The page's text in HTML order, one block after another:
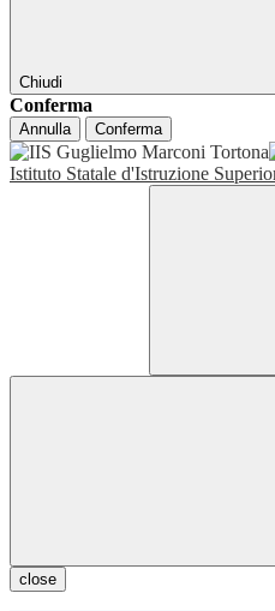
Chiudi
Conferma
Annulla Conferma
Istituto Statale d'Istruzione
close